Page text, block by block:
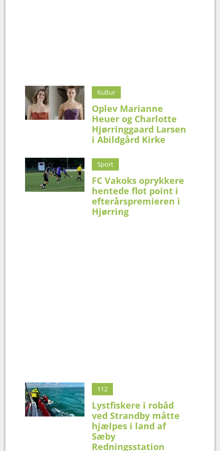
Kultur
Oplev Marianne
Heuer og Charlotte
Hjørringgaard Larsen
i Abildgård Kirke
Sport
FC Vakoks oprykkere
hentede flot point i
efterårspremieren i
Hjørring
112
Lystfiskere i robåd
ved Strandby måtte
hjælpes i land af
Sæby
Redningsstation